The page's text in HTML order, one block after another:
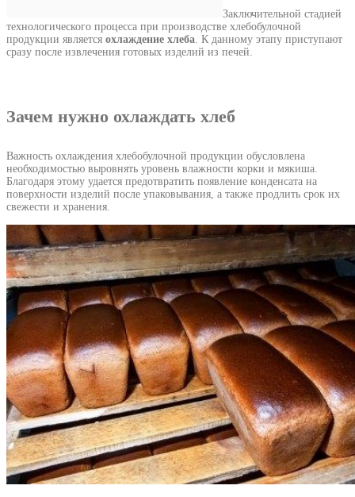
Заключительной стадией
технологического процесса при производстве хлебобулочной
продукции является охлаждение хлеба. К данному этапу приступают
сразу после извлечения готовых изделий из печей.
Зачем нужно охлаждать хлеб
Важность охлаждения хлебобулочной продукции обусловлена
необходимостью выровнять уровень влажности корки и мякиша.
Благодаря этому удается предотвратить появление конденсата на
поверхности изделий после упаковывания, а также продлить срок их
свежести и хранения.